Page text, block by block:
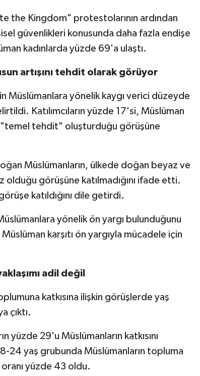
the Kingdom" protestolarının ardından
güvenlikleri konusunda daha fazla endişe
kadınlarda yüzde 69'a ulaştı.
artışını tehdit olarak görüyor
Müslümanlara yönelik kaygı verici düzeyde
Katılımcıların yüzde 17'si, Müslüman
"temel tehdit" oluşturduğu görüşüne
Müslümanların, ülkede doğan beyaz ve
görüşüne katılmadığını ifade etti.
katıldığını dile getirdi.
yönelik ön yargı bulunduğunu
karşıtı ön yargıyla mücadele için
adil değil
katkısına ilişkin görüşlerde yaş
çıktı.
yüzde 29'u Müslümanların katkısını
24 yaş grubunda Müslümanların topluma
yüzde 43 oldu.